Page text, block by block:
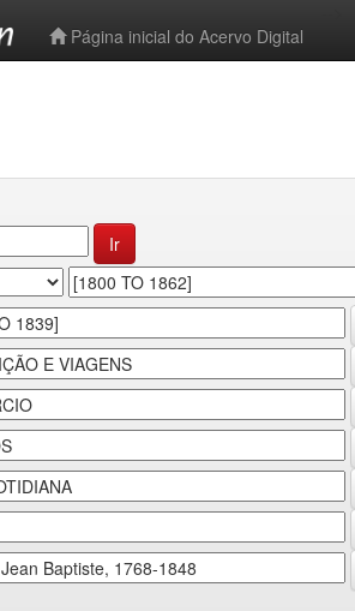
Página inicial do Acervo Digital